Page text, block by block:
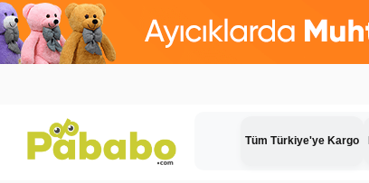
Tüm Türkiye'ye Kargo